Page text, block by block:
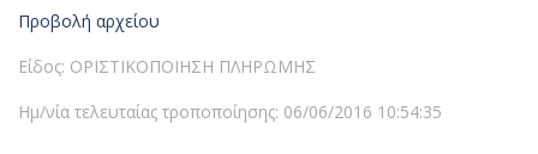
Προβολή αρχείου
Είδος: ΟΡΙΣΤΙΚΟΠΟΙΗΣΗ ΠΛΗΡΩΜΗΣ
Ημ/νία τελευταίας τροποποίησης: 06/06/2016 10:54:35